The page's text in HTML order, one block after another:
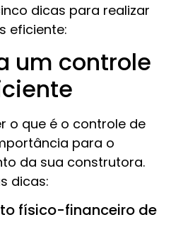
dicas para realizar
eficiente:
um controle
o que é o controle de
para o
da sua construtora.
dicas:
físico-financeiro de